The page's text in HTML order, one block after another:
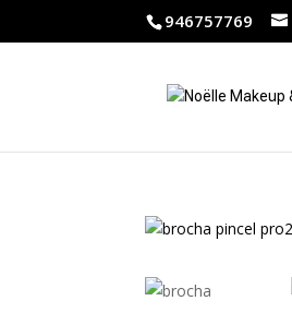
946757769